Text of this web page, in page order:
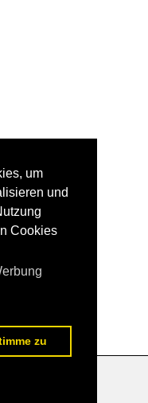
um
und
Cookies
zu